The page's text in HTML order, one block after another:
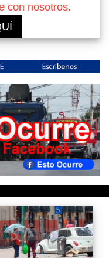
con nosotros.